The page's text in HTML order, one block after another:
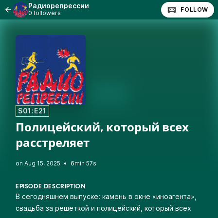
Радиорепрессии
0 followers FOLLOW
S01:E21
Полицейский, который всех
расстреляет
• 6min 57s
EPISODE DESCRIPTION
В сегодняшнем выпуске: камень в окне «иноагента»,
свадьба за решеткой и полицейский, который всех